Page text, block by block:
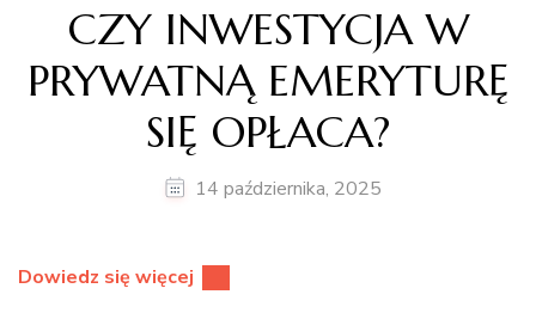
CZY INWESTYCJA W
PRYWATNĄ EMERYTURĘ
SIĘ OPŁACA?
14 października, 2025
Dowiedz się więcej